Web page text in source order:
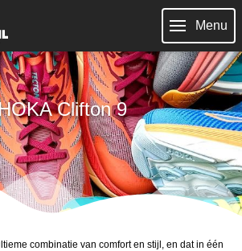
Menu
Clifton 9
combinatie van comfort en stijl, en dat in één